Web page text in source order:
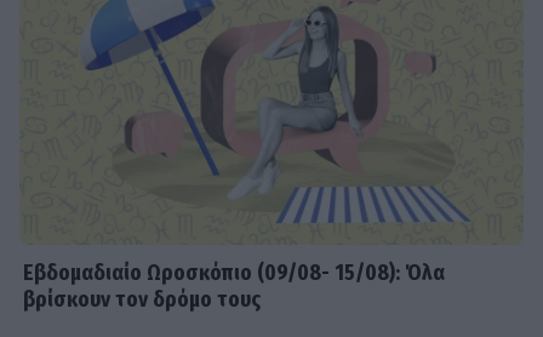
Εβδομαδιαίo Ωροσκόπιο (09/08- 15/08): Όλα
βρίσκουν τον δρόμο τους